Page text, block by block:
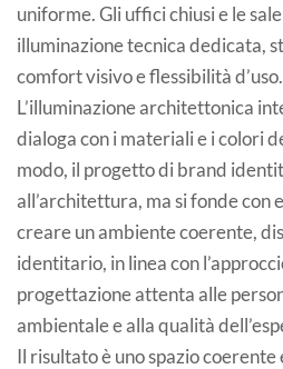
uniforme. Gli uffici chiusi e le
illuminazione tecnica dedicata,
comfort visivo e flessibilità d’uso.
L’illuminazione architettonica
dialoga con i materiali e i colori
modo, il progetto di brand
all’architettura, ma si fonde con
creare un ambiente coerente,
identitario, in linea con
progettazione attenta alle
ambientale e alla qualità
Il risultato è uno spazio coerente